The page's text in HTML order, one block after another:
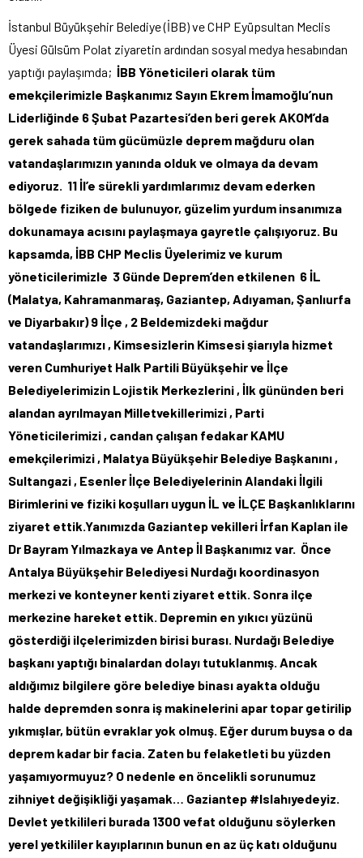
İstanbul Büyükşehir Belediye (İBB) ve CHP Eyüpsultan Meclis
Üyesi Gülsüm Polat ziyaretin ardından sosyal medya hesabından
yaptığı paylaşımda; İBB Yöneticileri olarak tüm
emekçilerimizle Başkanımız Sayın Ekrem İmamoğlu’nun
Liderliğinde 6 Şubat Pazartesi’den beri gerek AKOM’da
gerek sahada tüm gücümüzle deprem mağduru olan
vatandaşlarımızın yanında olduk ve olmaya da devam
ediyoruz. 11 İl’e sürekli yardımlarımız devam ederken
bölgede fiziken de bulunuyor, güzelim yurdum insanımıza
dokunamaya acısını paylaşmaya gayretle çalışıyoruz. Bu
kapsamda, İBB CHP Meclis Üyelerimiz ve kurum
yöneticilerimizle 3 Günde Deprem’den etkilenen 6 İL
(Malatya, Kahramanmaraş, Gaziantep, Adıyaman, Şanlıurfa
ve Diyarbakır) 9 İlçe , 2 Beldemizdeki mağdur
vatandaşlarımızı , Kimsesizlerin Kimsesi şiarıyla hizmet
veren Cumhuriyet Halk Partili Büyükşehir ve İlçe
Belediyelerimizin Lojistik Merkezlerini , İlk gününden beri
alandan ayrılmayan Milletvekillerimizi , Parti
Yöneticilerimizi , candan çalışan fedakar KAMU
emekçilerimizi , Malatya Büyükşehir Belediye Başkanını ,
Sultangazi , Esenler İlçe Belediyelerinin Alandaki İlgili
Birimlerini ve fiziki koşulları uygun İL ve İLÇE Başkanlıklarını
ziyaret ettik.Yanımızda Gaziantep vekilleri İrfan Kaplan ile
Dr Bayram Yılmazkaya ve Antep İl Başkanımız var. Önce
Antalya Büyükşehir Belediyesi Nurdağı koordinasyon
merkezi ve konteyner kenti ziyaret ettik. Sonra ilçe
merkezine hareket ettik. Depremin en yıkıcı yüzünü
gösterdiği ilçelerimizden birisi burası. Nurdağı Belediye
başkanı yaptığı binalardan dolayı tutuklanmış. Ancak
aldığımız bilgilere göre belediye binası ayakta olduğu
halde depremden sonra iş makinelerini apar topar getirilip
yıkmışlar, bütün evraklar yok olmuş. Eğer durum buysa o da
deprem kadar bir facia. Zaten bu felaketleti bu yüzden
yaşamıyormuyuz? O nedenle en öncelikli sorunumuz
zihniyet değişikliği yaşamak… Gaziantep #Islahıyedeyiz.
Devlet yetkilileri burada 1300 vefat olduğunu söylerken
yerel yetkililer kayıplarının bunun en az üç katı olduğunu